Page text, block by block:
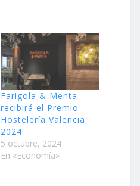
Farigola & Menta
recibirá el Premio
Hostelería Valencia
2024
5 octubre, 2024
En «Economía»